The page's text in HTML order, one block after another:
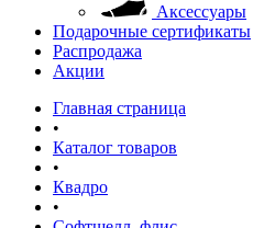
Аксессуары
Подарочные сертификаты
Распродажа
Акции
Главная страница
•
Каталог товаров
•
Квадро
•